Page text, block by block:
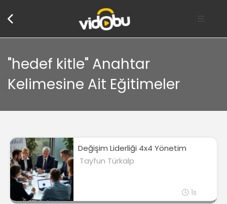
"hedef kitle" Anahtar
Kelimesine Ait Eğitimeler
Değişim Liderliği 4x4 Yönetim
Tayfun Türkalp
1s